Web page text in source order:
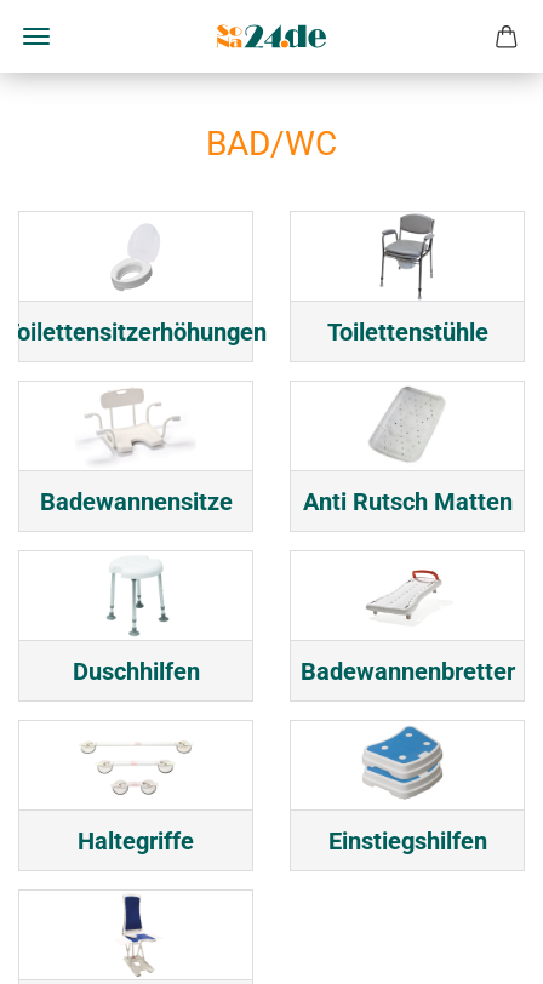
BAD/WC
Toilettensitzerhöhungen Toilettenstühle
Badewannensitze Anti Rutsch Matten
Duschhilfen Badewannenbretter
Haltegriffe Einstiegshilfen